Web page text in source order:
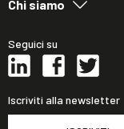
Chi siamo
Seguici su
Iscriviti alla newsletter